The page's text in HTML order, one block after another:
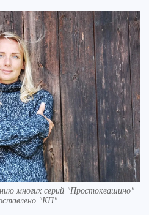
многих серий "Простоквашино"
"КП"